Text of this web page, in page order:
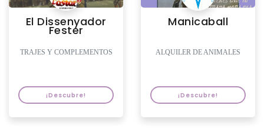
El Dissenyador
Fester
TRAJES Y COMPLEMENTOS
¡Descubre!
Manicaball
ALQUILER DE ANIMALES
¡Descubre!